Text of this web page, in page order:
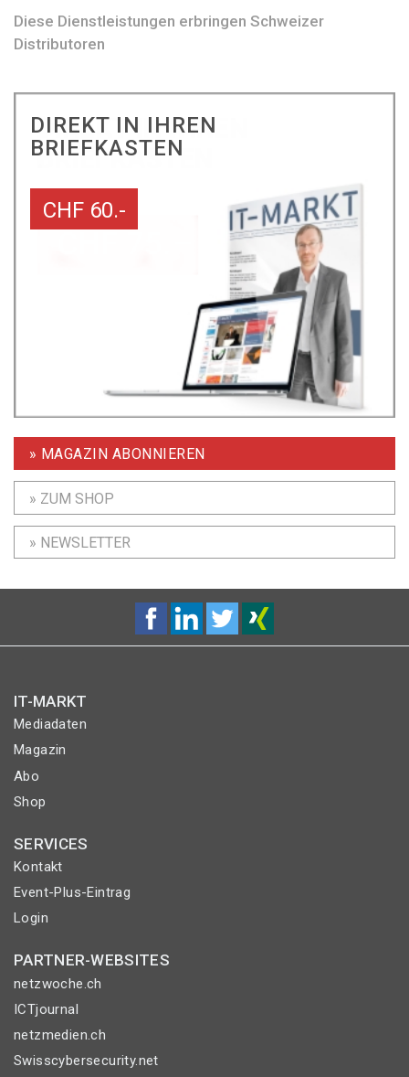
Diese Dienstleistungen erbringen Schweizer
Distributoren
DIREKT IN IHREN
BRIEFKASTEN
CHF 60.-
» MAGAZIN ABONNIEREN
» ZUM SHOP
» NEWSLETTER
IT-MARKT
Mediadaten
Magazin
Abo
Shop
SERVICES
Kontakt
Event-Plus-Eintrag
Login
PARTNER-WEBSITES
netzwoche.ch
ICTjournal
netzmedien.ch
Swisscybersecurity.net